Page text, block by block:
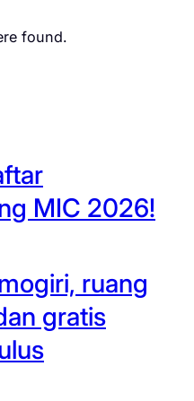
found.
MIC 2026!
ruang
gratis